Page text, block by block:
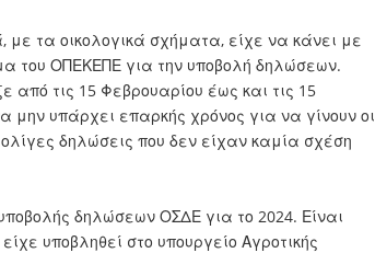
με τα οικολογικά σχήματα, είχε να κάνει με
του ΟΠΕΚΕΠΕ για την υποβολή δηλώσεων.
από τις 15 Φεβρουαρίου έως και τις 15
υπάρχει επαρκής χρόνος για να γίνουν οι
δηλώσεις που δεν είχαν καμία σχέση
δηλώσεων ΟΣΔΕ για το 2024. Είναι
υποβληθεί στο υπουργείο Αγροτικής